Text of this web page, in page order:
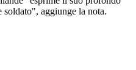
aggiunge la nota.